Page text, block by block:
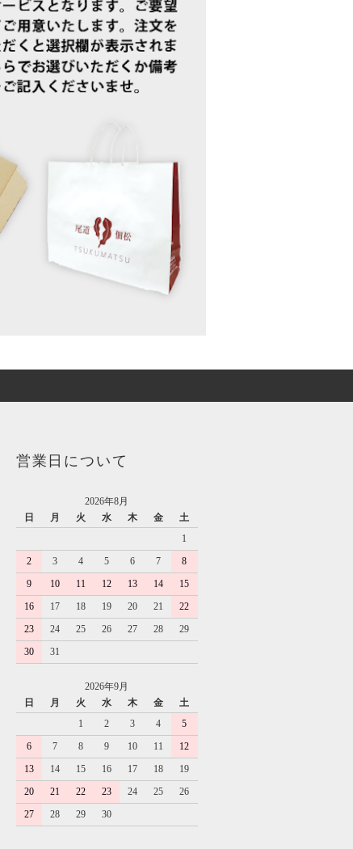
営業日について
2026年8月
日
月 火 水 木 金
土
1
2
3 4 5 6 7
8
9
10 11 12 13 14
15
16
17 18 19 20 21
22
23
24 25 26 27 28
29
30
31
2026年9月
日
月 火 水 木 金
土
1
2 3 4
5
6
7 8 9 10 11
12
13
14 15 16 17 18
19
20
21 22 23 24 25
26
27
28 29 30